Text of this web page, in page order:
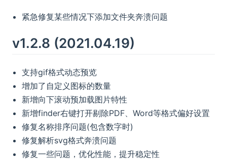
紧急修复某些情况下添加文件夹奔溃问题
v1.2.8 (2021.04.19)
支持gif格式动态预览
增加了自定义图标的数量
新增向下滚动预加载图片特性
新增finder右键打开剔除PDF、Word等格式偏好设置
修复名称排序问题(包含数字时)
修复解析svg格式奔溃问题
修复一些问题，优化性能，提升稳定性